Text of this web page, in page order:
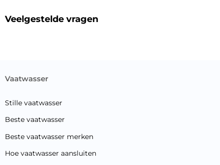
Veelgestelde vragen
vaatwasser
Stille vaatwasser
Beste vaatwasser
Beste vaatwasser merken
Hoe vaatwasser aansluiten